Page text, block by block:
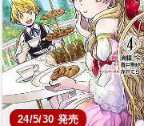
24/5/30 発売